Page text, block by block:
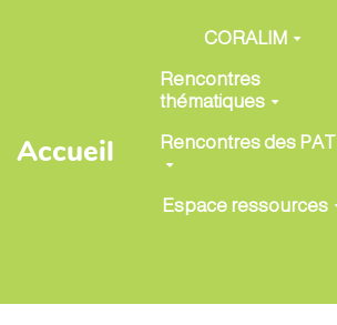
Aller au contenu principal
Accueil
CORALIM
Rencontres
thématiques
Rencontres des PAT
Espace ressources